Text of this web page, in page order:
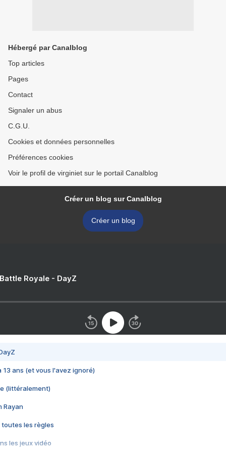
Hébergé par Canalblog
Top articles
Pages
Contact
Signaler un abus
C.G.U.
Cookies et données personnelles
Préférences cookies
Voir le profil de virginiet sur le portail Canalblog
Créer un blog sur Canalblog
Créer un blog
Royale - DayZ
13 ans (et vous l'avez ignoré)
(littéralement)
Rayan
toutes les règles
les jeux vidéo